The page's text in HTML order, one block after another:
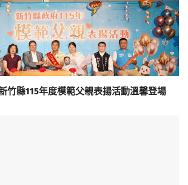
縣115年度模範父親表揚活動溫馨登場